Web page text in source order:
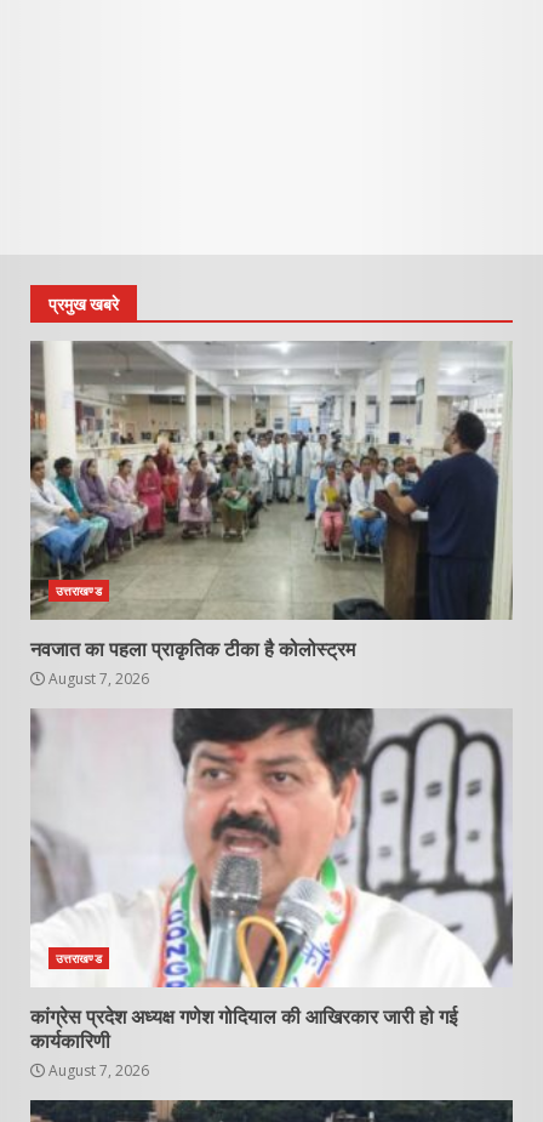
प्रमुख खबरे
उत्तराखण्ड
नवजात का पहला प्राकृतिक टीका है कोलोस्ट्रम
August 7, 2026
उत्तराखण्ड
कांग्रेस प्रदेश अध्यक्ष गणेश गोदियाल की आखिरकार जारी हो गई
कार्यकारिणी
August 7, 2026